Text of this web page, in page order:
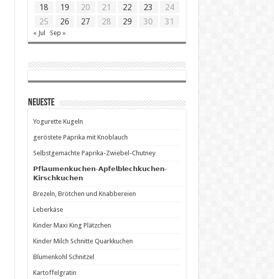
18
19 20 21 22 23
24
25
26 27 28 29 30 31
« Jul Sep »
Neueste
Yogurette Kugeln
geröstete Paprika mit Knoblauch
Selbstgemachte Paprika-Zwiebel-Chutney
𝗣𝗳𝗹𝗮𝘂𝗺𝗲𝗻𝗸𝘂𝗰𝗵𝗲𝗻-𝗔𝗽𝗳𝗲𝗹𝗯𝗹𝗲𝗰𝗵𝗸𝘂𝗰𝗵𝗲𝗻-
𝗞𝗶𝗿𝘀𝗰𝗵𝗸𝘂𝗰𝗵𝗲𝗻
Brezeln, Brötchen und Knabbereien
Leberkäse
Kinder Maxi King Plätzchen
Kinder Milch Schnitte Quarkkuchen
Blumenkohl Schnitzel
Kartoffelgratin